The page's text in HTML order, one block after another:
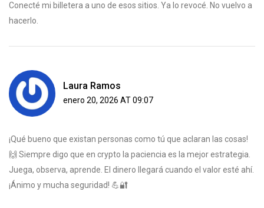
Conecté mi billetera a uno de esos sitios. Ya lo revocé. No vuelvo a
hacerlo.
Laura Ramos
enero 20, 2026 AT 09:07
¡Qué bueno que existan personas como tú que aclaran las cosas!
🙌 Siempre digo que en crypto la paciencia es la mejor estrategia.
Juega, observa, aprende. El dinero llegará cuando el valor esté ahí.
¡Ánimo y mucha seguridad! 💪🔐